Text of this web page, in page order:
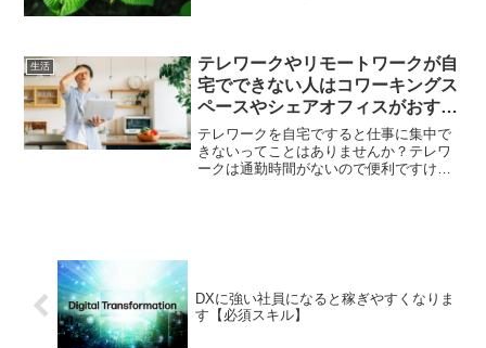
す。
生活
テレワークやリモートワークが自
宅でできない人はコワーキングス
ペースやシェアオフィスがおすす
め
テレワークを自宅ですると仕事に集中で
きないってことはありませんか？テレワ
ークは通勤時間がないので便利ですけど
DXに強い社員になると稼ぎやすくなりま
す【必須スキル】